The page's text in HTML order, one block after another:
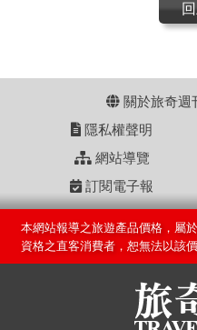
關於旅奇週
隱私權聲明
網站導覽
訂閱電子報
本網站報導之旅遊產品價格，屬
資格之直客消費者，恕無法以該